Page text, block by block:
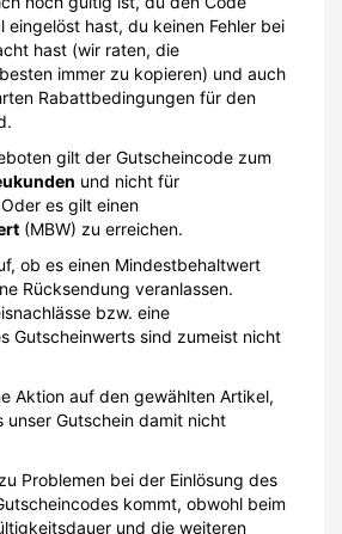
eingelöst hast, du keinen Fehler bei
hast (wir raten, die
immer zu kopieren) und auch
Rabattbedingungen für den
gilt der Gutscheincode zum
und nicht für
es gilt einen
(MBW) zu erreichen.
ob es einen Mindestbehaltwert
Rücksendung veranlassen.
bzw. eine
Gutscheinwerts sind zumeist nicht
Aktion auf den gewählten Artikel,
unser Gutschein damit nicht
Problemen bei der Einlösung des
kommt, obwohl beim
und die weiteren